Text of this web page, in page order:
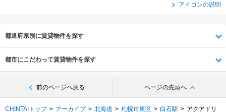
アイコンの説明
都道府県別に賃貸物件を探す
都市にこだわって賃貸物件を探す
前のページへ戻る ページの先頭へ
CHINTAIトップ アーカイブ 北海道 札幌市東区 白石駅 アクアドリ